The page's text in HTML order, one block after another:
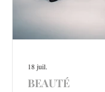
BEAUTÉ
18 juil.